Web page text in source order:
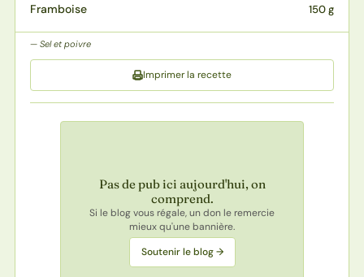
Framboise 150 g
Sel et poivre
Imprimer la recette
Pas de pub ici aujourd'hui, on
comprend.
Si le blog vous régale, un don le remercie
mieux qu'une bannière.
Soutenir le blog →